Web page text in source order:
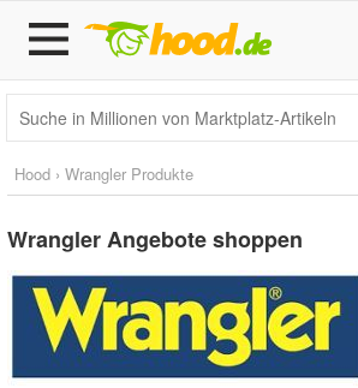
Hood › Wrangler Produkte
WranglerAngebote shoppen